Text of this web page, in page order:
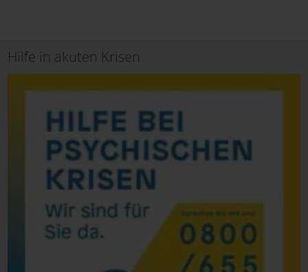
Hilfe in akuten Krisen